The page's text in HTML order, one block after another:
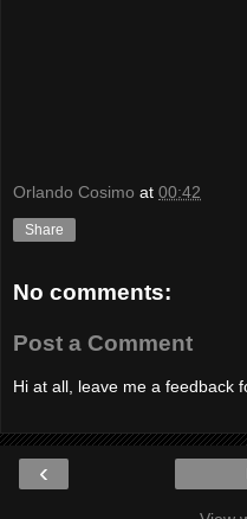
Orlando Cosimo at 00:42
Share
No comments:
Post a Comment
Hi at all, leave me a feedback
‹